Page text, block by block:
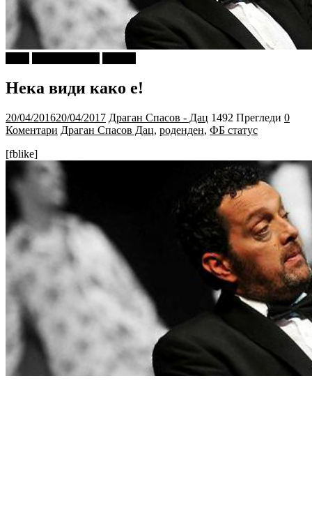
Нека види како е!
20/04/201620/04/2017 Драган Спасов - Дац 1492 Прегледи 0
Коментари Драган Спасов Дац, роденден, ФБ статус
[fblike]